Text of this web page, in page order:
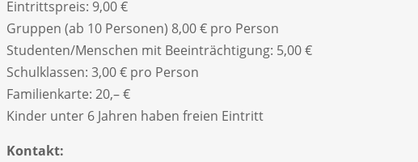
Eintrittspreis: 9,00 €
Gruppen (ab 10 Personen) 8,00 € pro Person
Studenten/Menschen mit Beeinträchtigung: 5,00 €
Schulklassen: 3,00 € pro Person
Familienkarte: 20,– €
Kinder unter 6 Jahren haben freien Eintritt
Kontakt: